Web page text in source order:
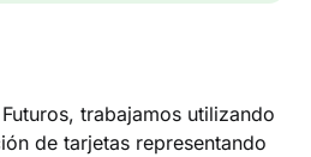
trabajamos utilizando
de tarjetas representando